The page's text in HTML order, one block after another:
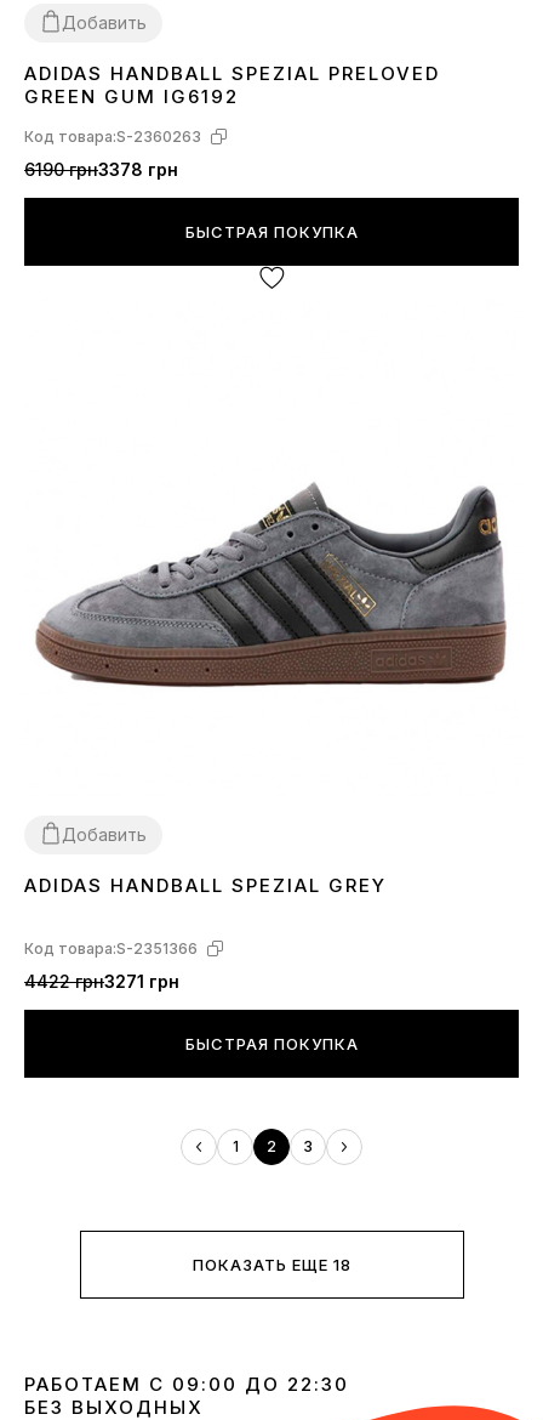
Добавить
37 3839 4041
ADIDAS HANDBALL SPEZIAL PRELOVED
GREEN GUM IG6192
Код товара:S-2360263
6190 грн3378 грн
БЫСТРАЯ ПОКУПКА
Добавить
41 42434445
ADIDAS HANDBALL SPEZIAL GREY
Код товара:S-2351366
4422 грн3271 грн
БЫСТРАЯ ПОКУПКА
1 2 3
ПОКАЗАТЬ ЕЩЕ 18
РАБОТАЕМ С 09:00 ДО 22:30
БЕЗ ВЫХОДНЫХ